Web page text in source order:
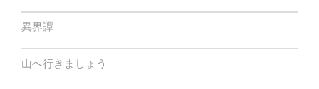
異界譚
山へ行きましょう